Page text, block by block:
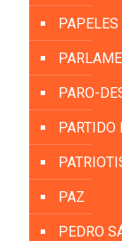
PARO-
PARTIDO
PAZ
PEDRO